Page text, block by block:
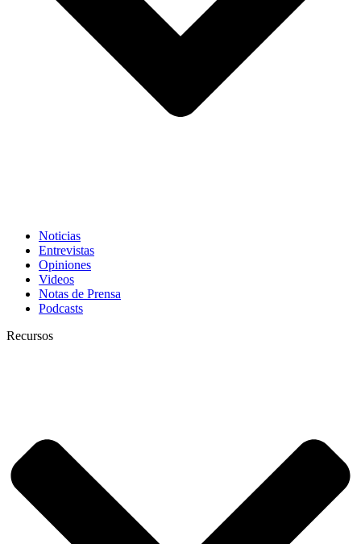
Noticias
Entrevistas
Opiniones
Videos
Notas de Prensa
Podcasts
Recursos